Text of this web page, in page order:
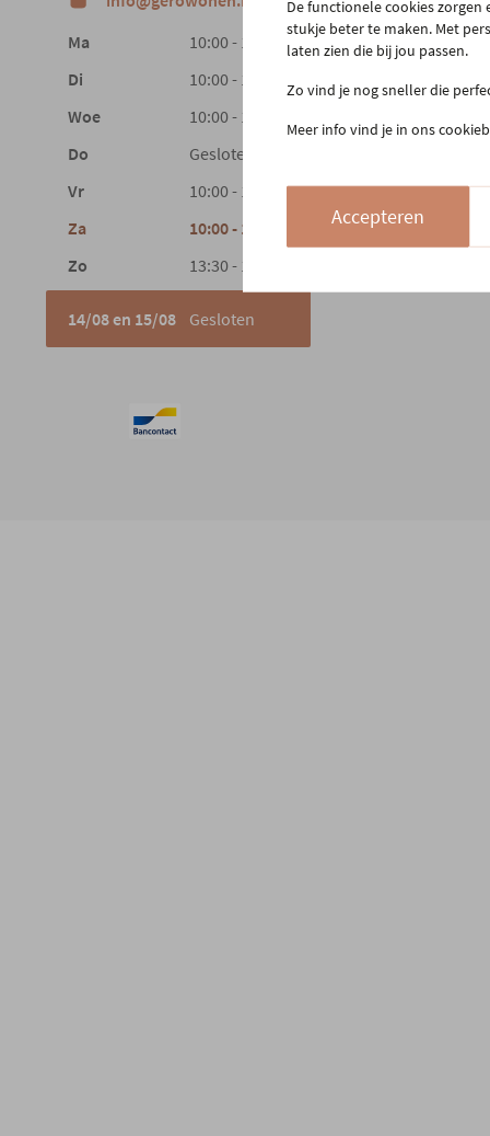
Ma
10:00 - 18:30
Di
10:00 - 18:30
Woe
10:00 - 18:30
Do
Gesloten
Vr
10:00 - 18:30
Za
10:00 - 18:00
Zo
13:30 - 18:00
14/08 en 15/08 Gesloten
De functionele cookies
stukje beter te maken. Met
laten zien die bij jou passen.
Zo vind je nog sneller die
Meer info vind je in ons
Accepteren